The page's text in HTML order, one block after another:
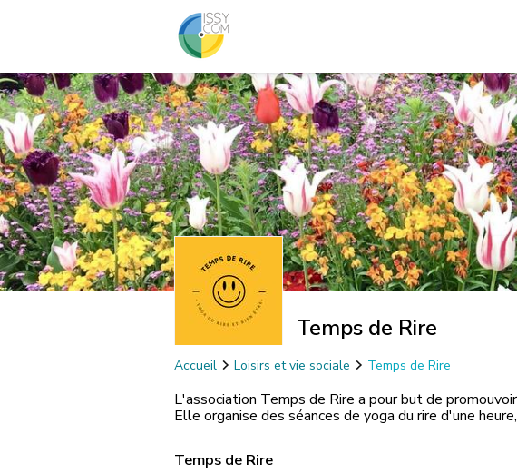
Temps de Rire
Accueil Loisirs et vie sociale Temps de Rire
L'association Temps de Rire a pour but de
Elle organise des séances de yoga du rire d'une
Temps de Rire